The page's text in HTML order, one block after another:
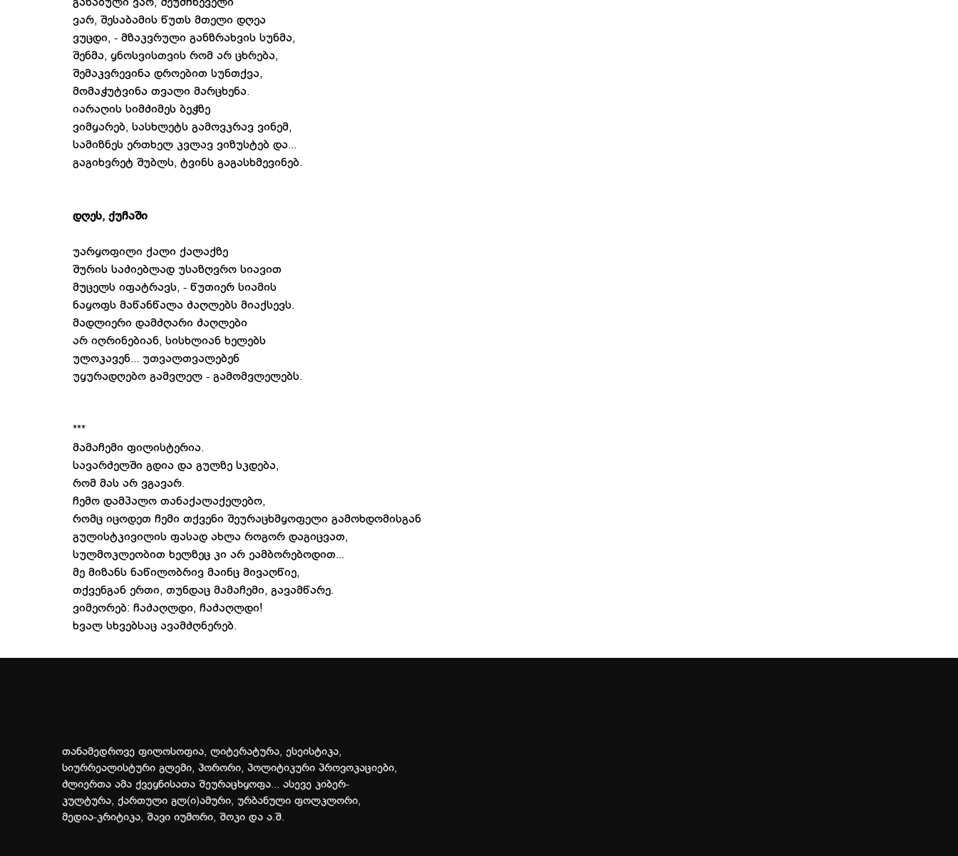
ვარ, შესაბამის წუთს მთელი დღეა
ვუცდი, - მზაკვრული განზრახვის სუნმა,
შენმა, ყნოსვისთვის რომ არ ცხრება,
შემაკვრევინა დროებით სუნთქვა,
მომაჭუტვინა თვალი მარცხენა.
იარაღის სიმძიმეს ბეჭზე
ვიმყარებ, სასხლეტს გამოვკრავ ვინემ,
სამიზნეს ერთხელ კვლავ ვიზუსტებ და...
გაგიხვრეტ შუბლს, ტვინს გაგასხმევინებ.
დღეს, ქუჩაში
უარყოფილი ქალი ქალაქზე
შურის საძიებლად უსაზღვრო სიავით
მუცელს იფატრავს, - წუთიერ სიამის
ნაყოფს მაწანწალა ძაღლებს მიაქსევს.
მადლიერი დამძღარი ძაღლები
არ იღრინებიან, სისხლიან ხელებს
ულოკავენ... უთვალთვალებენ
უყურადღებო გამვლელ - გამომვლელებს.
***
მამაჩემი ფილისტერია.
სავარძელში გდია და გულზე სკდება,
რომ მას არ ვგავარ.
ჩემო დამპალო თანაქალაქელებო,
რომც იცოდეთ ჩემი თქვენი შეურაცხმყოფელი გამოხდომისგან
გულისტკივილის ფასად ახლა როგორ დაგიცვათ,
სულმოკლეობით ხელზეც კი არ ეამბორებოდით...
მე მიზანს ნაწილობრივ მაინც მივაღწიე,
თქვენგან ერთი, თუნდაც მამაჩემი, გავამწარე.
ვიმეორებ: ჩაძაღლდი, ჩაძაღლდი!
ხვალ სხვებსაც ავამძღნერებ.
თანამედროვე ფილოსოფია, ლიტერატურა, ესეისტიკა,
სიურრეალისტური გლემი, ჰორორი, პოლიტიკური პროვოკაციები,
ძლიერთა ამა ქვეყნისათა შეურაცხყოფა... ასევე კიბერ-
კულტურა, ქართული გლ(ი)ამური, ურბანული ფოლკლორი,
მედია-კრიტიკა, შავი იუმორი, შოკი და ა.შ.